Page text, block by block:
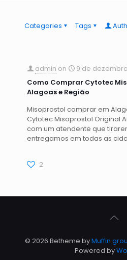
Categories Tags
admin on
9 de
Como Comprar Cytotec
Alagoas e Região
Misoprostol comprar em
Cytotec Misoprostol Original
com um atendente que
entregamos em todas as
2
© 2026 Betheme byMuffin
Powered by